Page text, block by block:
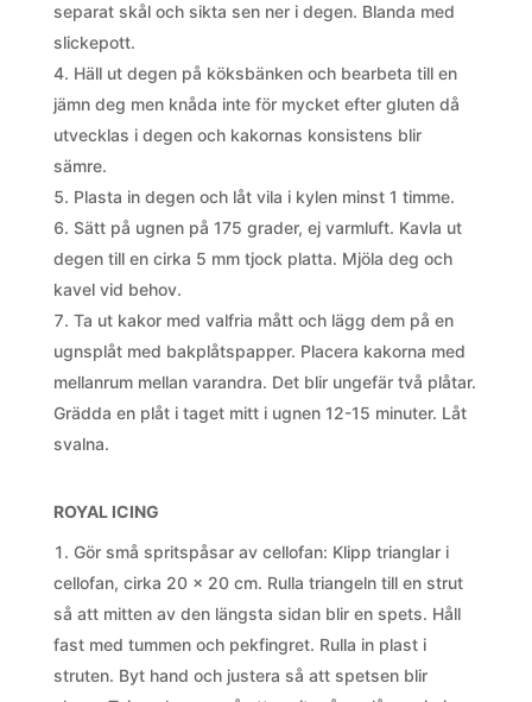
separat skål och sikta sen ner i degen. Blanda med
slickepott.
Häll ut degen på köksbänken och bearbeta till en
jämn deg men knåda inte för mycket efter gluten då
utvecklas i degen och kakornas konsistens blir
sämre.
Plasta in degen och låt vila i kylen minst 1 timme.
Sätt på ugnen på 175 grader, ej varmluft. Kavla ut
degen till en cirka 5 mm tjock platta. Mjöla deg och
kavel vid behov.
Ta ut kakor med valfria mått och lägg dem på en
ugnsplåt med bakplåtspapper. Placera kakorna med
mellanrum mellan varandra. Det blir ungefär två plåtar.
Grädda en plåt i taget mitt i ugnen 12-15 minuter. Låt
svalna.
ROYAL ICING
Gör små spritspåsar av cellofan: Klipp trianglar i
cellofan, cirka 20 x 20 cm. Rulla triangeln till en strut
så att mitten av den längsta sidan blir en spets. Håll
fast med tummen och pekfingret. Rulla in plast i
struten. Byt hand och justera så att spetsen blir